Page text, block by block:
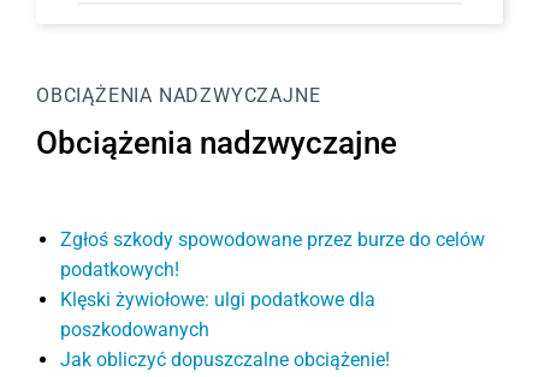
OBCIĄŻENIA NADZWYCZAJNE
Obciążenia nadzwyczajne
Zgłoś szkody spowodowane przez burze do celów
podatkowych!
Klęski żywiołowe: ulgi podatkowe dla
poszkodowanych
Jak obliczyć dopuszczalne obciążenie!